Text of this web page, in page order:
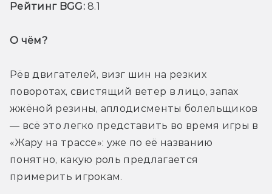
Рейтинг BGG: 8.1
О чём?
Рёв двигателей, визг шин на резких
поворотах, свистящий ветер в лицо, запах
жжёной резины, аплодисменты болельщиков
— всё это легко представить во время игры в
«Жару на трассе»: уже по её названию
понятно, какую роль предлагается
примерить игрокам.